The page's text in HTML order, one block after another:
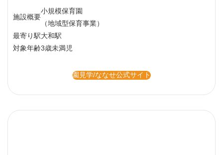
施設概要
小規模保育園
（地域型保育事業）
最寄り駅大和駅
対象年齢3歳未満児
園見学/ななせ公式サイト